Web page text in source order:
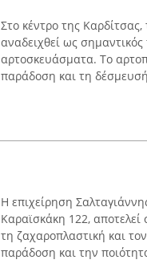
Στο κέντρο της
αναδειχθεί ως
αρτοσκευάσματα. Το
παράδοση και τη
Η επιχείρηση
Καραϊσκάκη 122,
τη ζαχαροπλαστική και
παράδοση και την